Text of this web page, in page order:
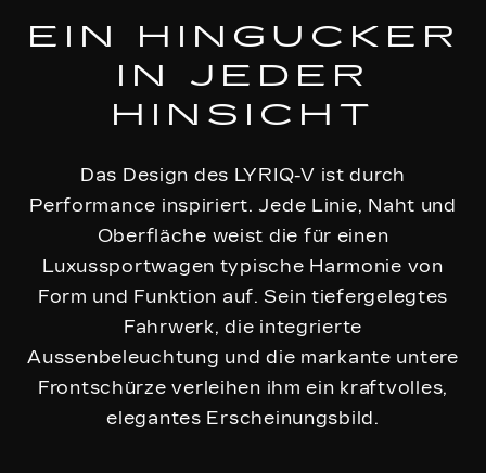
EIN HINGUCKER
IN JEDER
HINSICHT
Das Design des LYRIQ-V ist durch
Performance inspiriert. Jede Linie, Naht und
Oberfläche weist die für einen
Luxussportwagen typische Harmonie von
Form und Funktion auf. Sein tiefergelegtes
Fahrwerk, die integrierte
Aussenbeleuchtung und die markante untere
Frontschürze verleihen ihm ein kraftvolles,
elegantes Erscheinungsbild.